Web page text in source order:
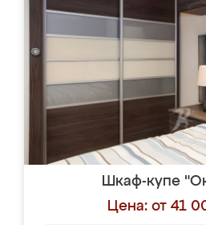
Шкаф-купе
Цена: от 41